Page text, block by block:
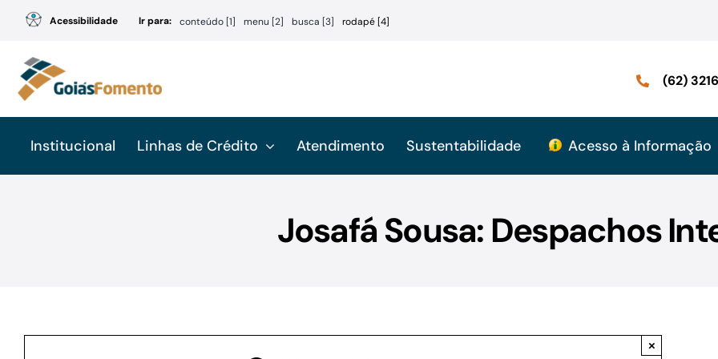
conteúdo
Acessibilidade Ir para: conteúdo [1] menu [2] busca [3] rodapé [4]
(62)
Institucional Linhas de Crédito Atendimento Sustentabilidade Acesso à Informação
Josafá Sousa: Despachos
×